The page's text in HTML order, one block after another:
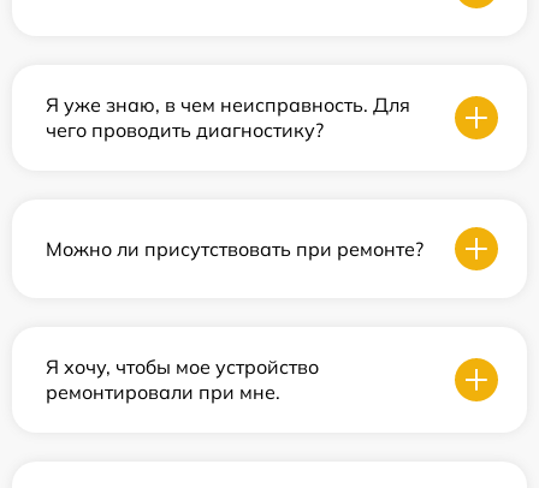
Я уже знаю, в чем неисправность. Для
чего проводить диагностику?
Можно ли присутствовать при ремонте?
Я хочу, чтобы мое устройство
ремонтировали при мне.